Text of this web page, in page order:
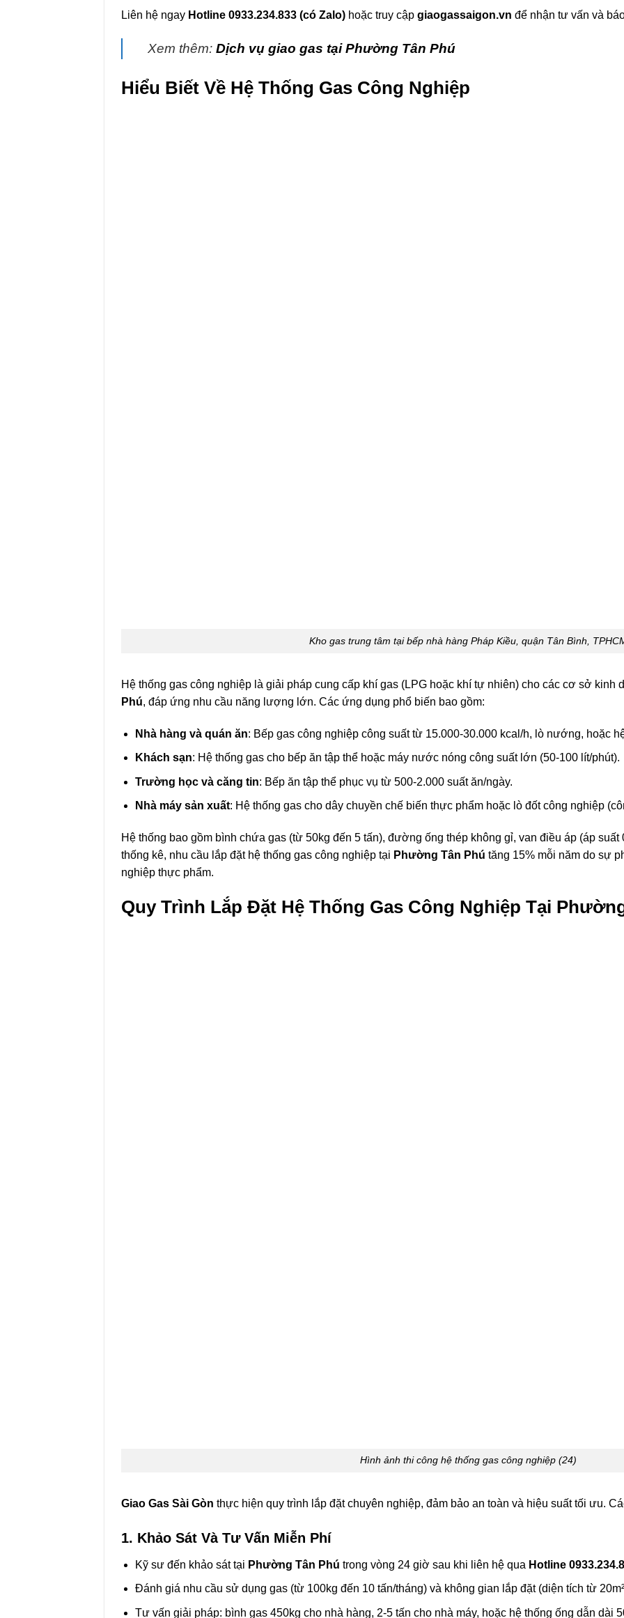
Liên hệ ngay Hotline 0933.234.833 (có Zalo)hoặc truy cập giaogassaigon.vn để nhận tư vấn và
Xem thêm: Dịch vụ giao gas tại Phường Tân Phú
Hiểu Biết Về Hệ Thống Gas Công Nghiệp
Kho gas trung tâm tại bếp nhà hàng Pháp Kiều, quận Tân Bình,
Hệ thống gas công nghiệp là giải pháp cung cấp khí gas (LPG hoặc khí tự nhiên) cho các cơ sở kinh
Phú, đáp ứng nhu cầu năng lượng lớn. Các ứng dụng phổ biến bao gồm:
Nhà hàng và quán ăn: Bếp gas công nghiệp công suất từ 15.000-30.000 kcal/h, lò nướng, hoặc
Khách sạn: Hệ thống gas cho bếp ăn tập thể hoặc máy nước nóng công suất lớn (50-100 lít/phút).
Trường học và căng tin: Bếp ăn tập thể phục vụ từ 500-2.000 suất ăn/ngày.
Nhà máy sản xuất: Hệ thống gas cho dây chuyền chế biến thực phẩm hoặc lò đốt công nghiệp
Hệ thống bao gồm bình chứa gas (từ 50kg đến 5 tấn), đường ống thép không gỉ, van điều áp (áp suất
thống kê, nhu cầu lắp đặt hệ thống gas công nghiệp tại Phường Tân Phú tăng 15% mỗi năm do sự
nghiệp thực phẩm.
Quy Trình Lắp Đặt Hệ Thống Gas Công Nghiệp Tại
Hình ảnh thi công hệ thống gas công nghiệp (24)
Giao Gas Sài Gòn thực hiện quy trình lắp đặt chuyên nghiệp, đảm bảo an toàn và hiệu suất tối ưu.
1. Khảo Sát Và Tư Vấn Miễn Phí
Kỹ sư đến khảo sát tại Phường Tân Phú trong vòng 24 giờ sau khi liên hệ qua Hotline
Đánh giá nhu cầu sử dụng gas (từ 100kg đến 10 tấn/tháng) và không gian lắp đặt (diện tích từ
Tư vấn giải pháp: bình gas 450kg cho nhà hàng, 2-5 tấn cho nhà máy, hoặc hệ thống ống dẫn dài